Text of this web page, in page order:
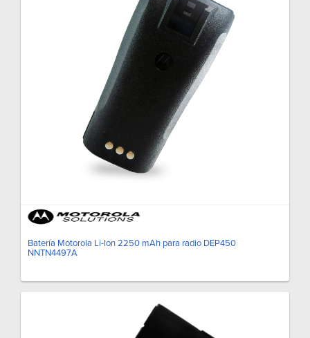
Batería Motorola Li-Ion 2250 mAh para radio DEP450
NNTN4497A